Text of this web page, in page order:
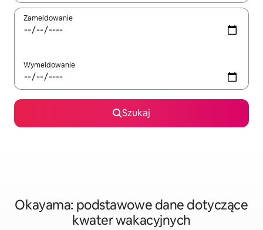
Zameldowanie
Wymeldowanie
Szukaj
Okayama: podstawowe dane dotyczące
kwater wakacyjnych